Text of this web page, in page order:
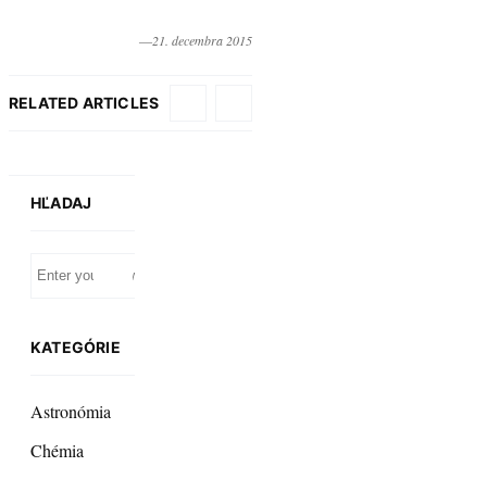
―21. decembra 2015
RELATED ARTICLES
HĽADAJ
KATEGÓRIE
Astronómia
Chémia